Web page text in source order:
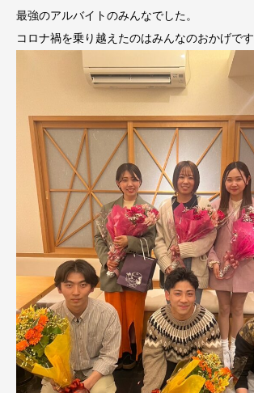
最強のアルバイトのみんなでした。
コロナ禍を乗り越えたのはみんなのおかげです